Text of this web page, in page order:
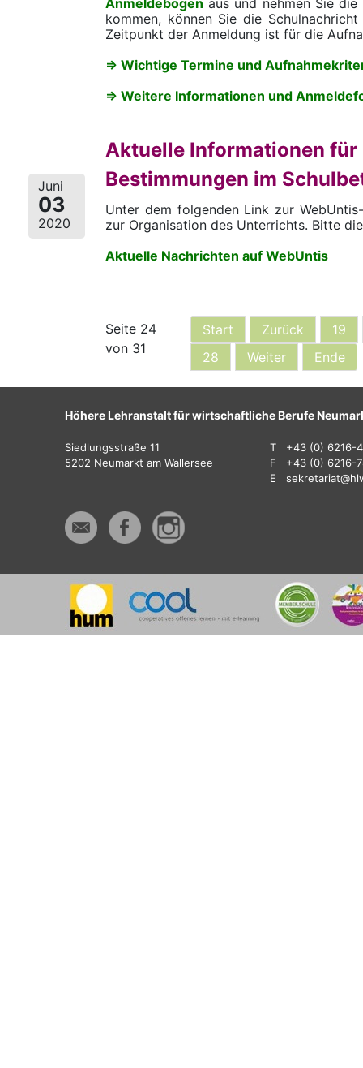
Anmeldebogen aus und nehmen Sie
kommen, können Sie die
Zeitpunkt der Anmeldung ist für die
=> Wichtige Termine und
=> Weitere Informationen und
Juni
03
2020
Aktuelle Informationen für
Bestimmungen im
Unter dem folgenden Link zur
zur Organisation des Unterrichts. Bitte
Aktuelle Nachrichten auf WebUntis
Seite 24
von 31
Start Zurück
19
28
Weiter Ende
Höhere Lehranstalt für wirtschaftliche Berufe
Siedlungsstraße 11
5202 Neumarkt am Wallersee
T
+43 (0) 6216-
F
+43 (0) 6216-
E